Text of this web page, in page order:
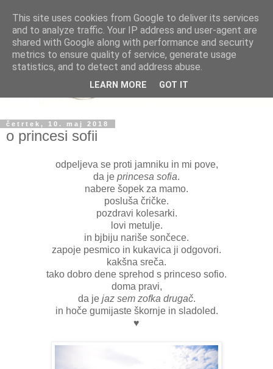
četrtek, 10. maj 2018
o princesi sofii
odpeljeva se proti jamniku in mi pove,
da je princesa sofia.
nabere šopek za mamo.
posluša čričke.
pozdravi kolesarki.
lovi metulje.
in bjbiju nariše sončece.
zapoje pesmico in kukavica ji odgovori.
kakšna sreča.
tako dobro dene sprehod s princeso sofio.
doma pravi,
da je jaz sem zofka drugač.
in hoče gumijaste škornje in sladoled.
♥
This site uses cookies from Google to deliver its services
and to analyze traffic. Your IP address and user-agent are
shared with Google along with performance and security
metrics to ensure quality of service, generate usage
statistics, and to detect and address abuse.
LEARN MORE GOT IT